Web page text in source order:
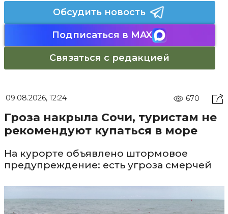
Обсудить новость
Подписаться в MAX
Связаться с редакцией
09.08.2026, 12:24 670
Гроза накрыла Сочи, туристам не
рекомендуют купаться в море
На курорте объявлено штормовое
предупреждение: есть угроза смерчей